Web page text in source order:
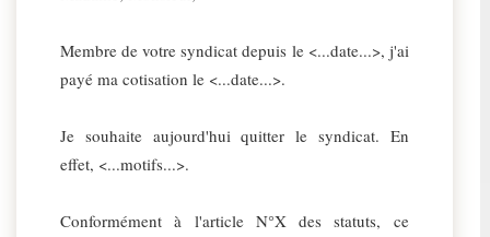
Membre de votre syndicat depuis le <...date...>, j'ai
payé ma cotisation le <...date...>.
Je souhaite aujourd'hui quitter le syndicat. En
effet, <...motifs...>.
Conformément à l'article N°X des statuts, ce